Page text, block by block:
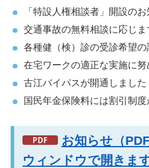
「特設人権相談者」開設の
交通事故の無料相談に応じま
各種健（検）診の受診希望
在宅ワークの適正な実施に
古江バイパスが開通しました
国民年金保険料には割引制
お知らせ（
ウィンドウで開きます